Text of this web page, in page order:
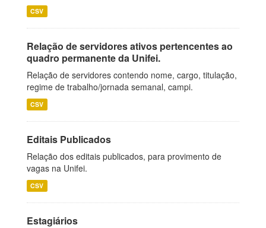
CSV
Relação de servidores ativos pertencentes ao
quadro permanente da Unifei.
Relação de servidores contendo nome, cargo, titulação,
regime de trabalho/jornada semanal, campi.
CSV
Editais Publicados
Relação dos editais publicados, para provimento de
vagas na Unifei.
CSV
Estagiários